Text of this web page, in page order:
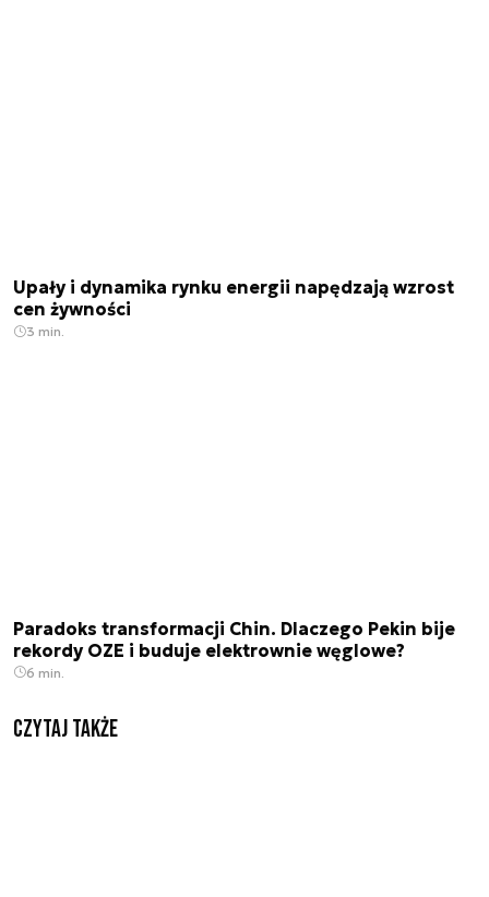
Upały i dynamika rynku energii napędzają wzrost
cen żywności
3 min.
Paradoks transformacji Chin. Dlaczego Pekin bije
rekordy OZE i buduje elektrownie węglowe?
6 min.
Czytaj także